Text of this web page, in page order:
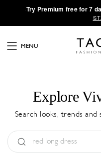
·Try Premium free for 7
MENU
Explore
Search looks, trends and